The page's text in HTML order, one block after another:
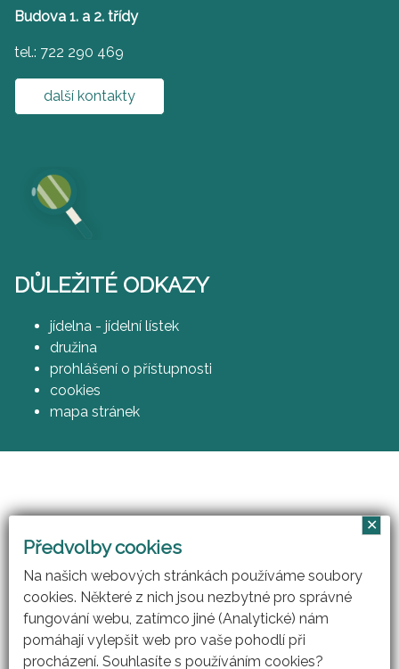
Budova 1. a 2. třídy
tel.: 722 290 469
další kontakty
DŮLEŽITÉ ODKAZY
jídelna - jídelní lístek
družina
prohlášení o přístupnosti
cookies
mapa stránek
(CZ.1.07/1.3.00/51.0007)
Předvolby cookies
Na našich webových stránkách používáme soubory
cookies. Některé z nich jsou nezbytné pro správné
fungování webu, zatímco jiné (Analytické) nám
pomáhají vylepšit web pro vaše pohodlí při
procházení. Souhlasíte s používáním cookies?
✕